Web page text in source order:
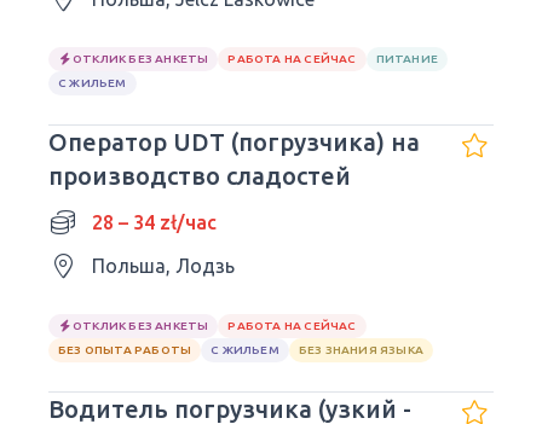
ОТКЛИК БЕЗ АНКЕТЫ РАБОТА НА СЕЙЧАС
ПИТАНИЕ
С ЖИЛЬЕМ
Оператор UDT (погрузчика) на
производство сладостей
28 – 34 zł/час
Польша, Лодзь
ОТКЛИК БЕЗ АНКЕТЫ
РАБОТА НА СЕЙЧАС
БЕЗ ОПЫТА РАБОТЫ
С ЖИЛЬЕМ БЕЗ ЗНАНИЯ ЯЗЫКА
Водитель погрузчика (узкий -